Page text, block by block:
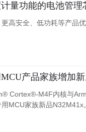
量功能的电池管理
高安全、低功耗等产
产品家族增加
Cortex®-M4F内核与
MCU家族新品N32M41x